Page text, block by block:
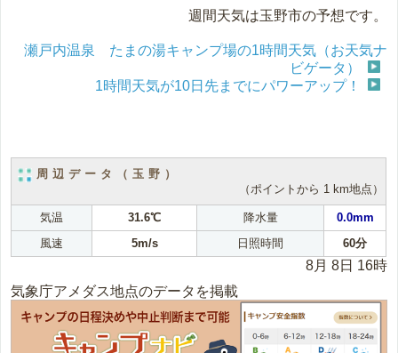
週間天気は玉野市の予想です。
瀬戸内温泉 たまの湯キャンプ場の1時間天気（お天気ナ
ビゲータ）
1時間天気が10日先までにパワーアップ！
周辺データ（玉野）
（ポイントから 1 km地点）
気温 31.6℃ 降水量
0.0mm
風速
5m/s 日照時間 60分
8月 8日 16時
気象庁アメダス地点のデータを掲載